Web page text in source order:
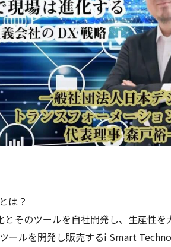
は？
そのツールを自社開発し、生産性を
ールを開発し販売するi Smart